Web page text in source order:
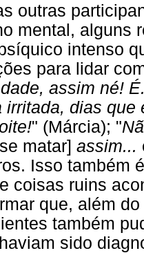
outras
mental, alguns
intenso
para lidar
assim né!
irritada, dias
" (Márcia); "
matar] assim...
Isso também
coisas ruins
que, além
também
sido